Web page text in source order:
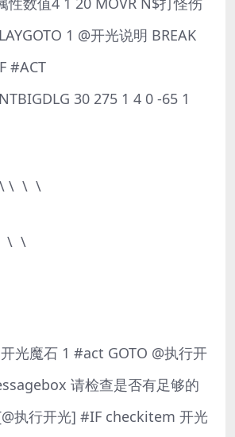
1 @开光说明 BREAK
#ACT
30 275 1 4 0 -65 1
\ \ \ \
\
光魔石 1 #act GOTO @执行开
请检查是否有足够的
执行开光] #IF checkitem 开光